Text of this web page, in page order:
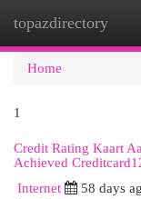
topazdirectory
Home
1
Credit Rating Kaart
Achieved
Internet 58 days